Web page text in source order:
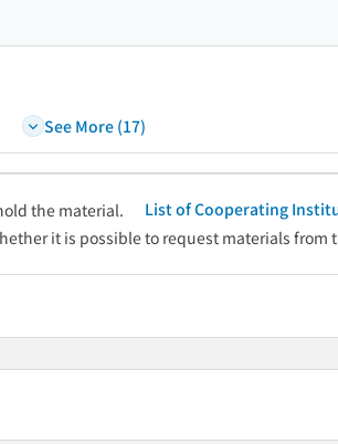
See More (17)
the material.
List of Cooperating
it is possible to request materials from